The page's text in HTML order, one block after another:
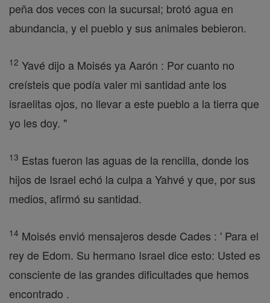
peña dos veces con la sucursal; brotó agua en
abundancia, y el pueblo y sus animales bebieron.
12 Yavé dijo a Moisés ya Aarón : Por cuanto no
creísteis que podía valer mi santidad ante los
israelitas ojos, no llevar a este pueblo a la tierra que
yo les doy. "
13 Estas fueron las aguas de la rencilla, donde los
hijos de Israel echó la culpa a Yahvé y que, por sus
medios, afirmó su santidad.
14 Moisés envió mensajeros desde Cades : ' Para el
rey de Edom. Su hermano Israel dice esto: Usted es
consciente de las grandes dificultades que hemos
encontrado .